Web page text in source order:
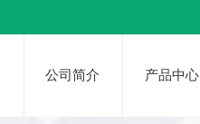
公司简介 产品中心